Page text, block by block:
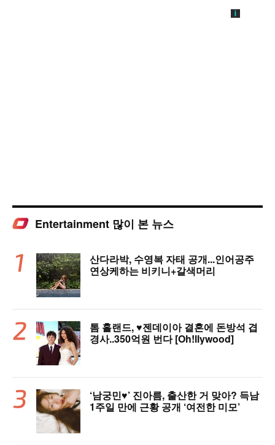
Entertainment 많이 본 뉴스
산다라박, 수영복 자태 공개...인어공주
연상케하는 비키니+갈색머리
톰 홀랜드, ♥︎젠데이아 결혼에 돈방석 겹
경사..350억원 번다 [Oh!llywood]
‘남궁민♥’ 진아름, 출산한 거 맞아? 득남
1주일 만에 근황 공개 ‘여전한 미모’